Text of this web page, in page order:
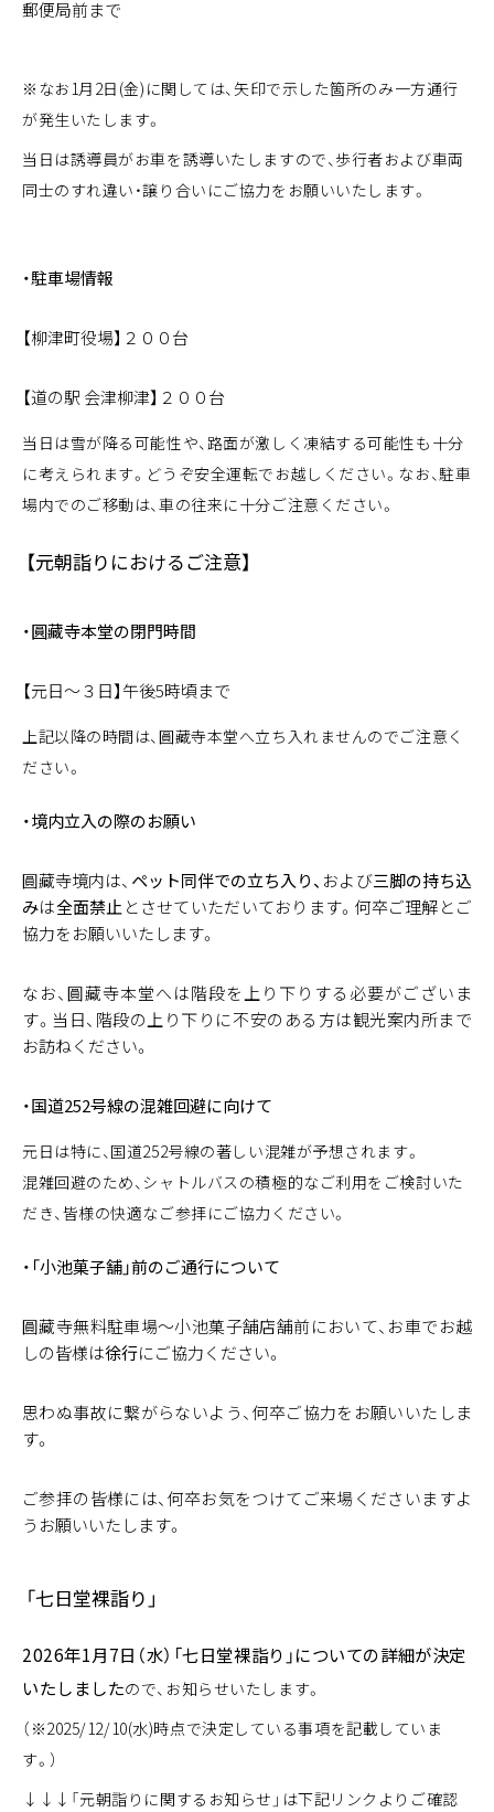
郵便局前まで
※なお1月2日(金)に関しては、矢印で示した箇所のみ一方通行
が発生いたします。
当日は誘導員がお車を誘導いたしますので、歩行者および車両
同士のすれ違い・譲り合いにご協力をお願いいたします。
・駐車場情報
【柳津町役場】２００台
【道の駅 会津柳津】２００台
当日は雪が降る可能性や、路面が激しく凍結する可能性も十分
に考えられます。どうぞ安全運転でお越しください。なお、駐車
場内でのご移動は、車の往来に十分ご注意ください。
【元朝詣りにおけるご注意】
・圓藏寺本堂の閉門時間
【元日～３日】午後5時頃まで
上記以降の時間は、圓藏寺本堂へ立ち入れませんのでご注意く
ださい。
・境内立入の際のお願い
圓藏寺境内は、 ペット同伴での立ち入り、 および三脚の持ち込
みは全面禁止 とさせていただいております。何卒ご理解とご
協力をお願いいたします。
なお、圓藏寺本堂へは階段を上り下りする必要がございま
す。当日、階段の上り下りに不安のある方は観光案内所まで
お訪ねください。
・国道252号線の混雑回避に向けて
元日は特に、国道252号線の著しい混雑が予想されます。
混雑回避のため、シャトルバスの積極的なご利用をご検討いた
だき、皆様の快適なご参拝にご協力ください。
・「小池菓子舗」前のご通行について
圓藏寺無料駐車場～小池菓子舗店舗前において、お車でお越
しの皆様は徐行にご協力ください。
思わぬ事故に繋がらないよう、何卒ご協力をお願いいたしま
す。
ご参拝の皆様には、何卒お気をつけてご来場くださいますよ
うお願いいたします。
「七日堂裸詣り」
2026年1月7日（水）「七日堂裸詣り」についての詳細が決定
いたしましたので、お知らせいたします。
（※2025/12/10(水)時点で決定している事項を記載していま
す。）
↓↓↓「元朝詣りに関するお知らせ」は下記リンクよりご確認